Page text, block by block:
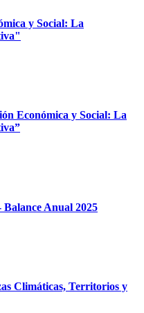
y Social: La
Económica y Social: La
Balance Anual 2025
Climáticas, Territorios y